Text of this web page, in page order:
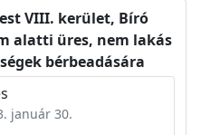
VIII. kerület, Bíró
alatti üres, nem lakás
bérbeadására
január 30.